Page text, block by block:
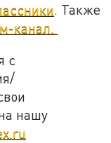
. Также
канал.
с
нашу